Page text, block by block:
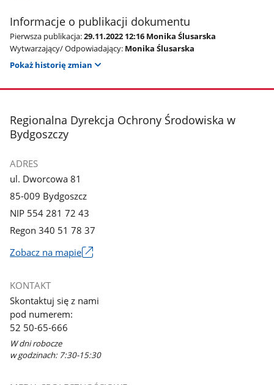
Informacje o publikacji dokumentu
Pierwsza publikacja:29.11.2022 12:16 Monika Ślusarska
Wytwarzający/ Odpowiadający: Monika Ślusarska
Pokaż historię zmian
stopka
Regionalna Dyrekcja Ochrony Środowiska w
Bydgoszczy
ADRES
ul. Dworcowa 81
85-009 Bydgoszcz
NIP 554 281 72 43
Regon 340 51 78 37
Zobacz na mapie
się
w
nowym
oknie
KONTAKT
Skontaktuj się z nami
pod numerem:
52 50-65-666
W dni robocze
w godzinach: 7:30-15:30